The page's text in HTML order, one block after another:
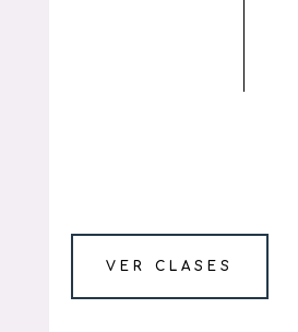
VER CLASES